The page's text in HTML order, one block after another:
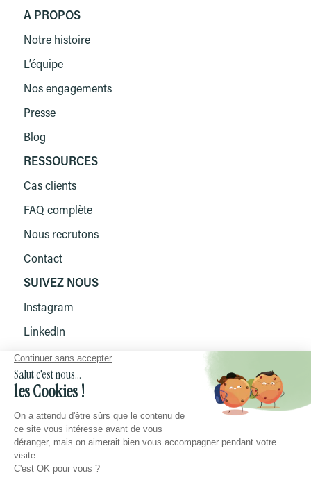
A PROPOS
Notre histoire
L’équipe
Nos engagements
Presse
Blog
RESSOURCES
Cas clients
FAQ complète
Nous recrutons
Contact
SUIVEZ NOUS
Instagram
LinkedIn
TikTok
Facebook